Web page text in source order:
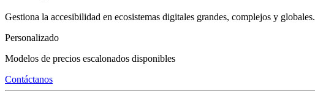
Gestiona la accesibilidad en ecosistemas digitales grandes, complejos y globales.
Personalizado
Modelos de precios escalonados disponibles
Contáctanos